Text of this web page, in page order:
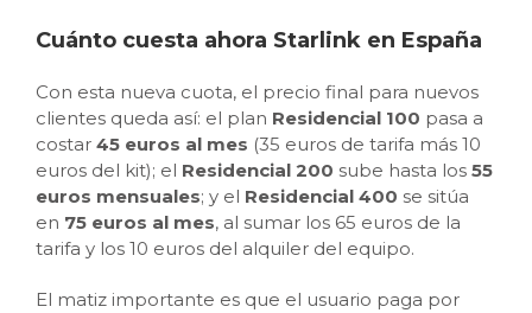
Cuánto cuesta ahora Starlink en España
Con esta nueva cuota, el precio final para nuevos
clientes queda así: el plan Residencial 100 pasa a
costar 45 euros al mes (35 euros de tarifa más 10
euros del kit); el Residencial 200 sube hasta los 55
euros mensuales; y el Residencial 400 se sitúa
en 75 euros al mes, al sumar los 65 euros de la
tarifa y los 10 euros del alquiler del equipo.
El matiz importante es que el usuario paga por